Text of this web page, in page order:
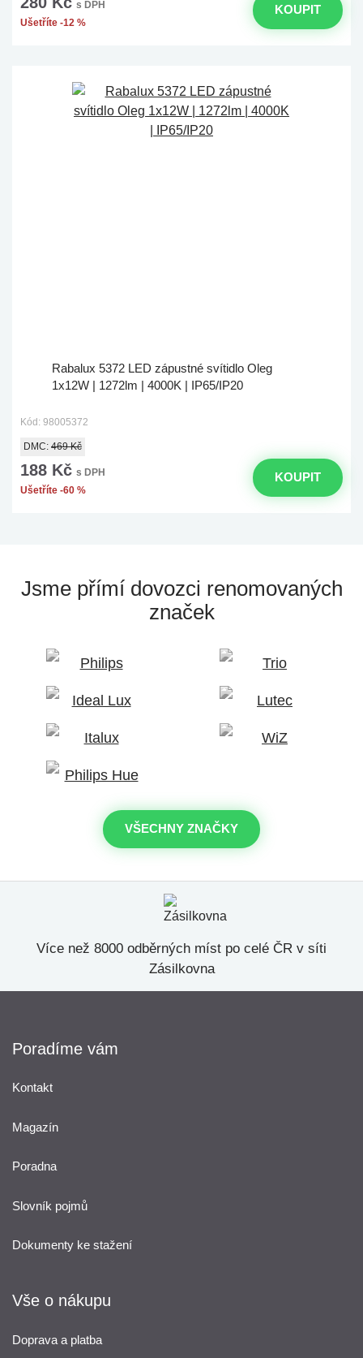
s DPH
Ušetříte -12 %
KOUPIT
Rabalux 5372 LED zápustné svítidlo Oleg
1x12W | 1272lm | 4000K | IP65/IP20
Kód: 98005372
DMC: 469 Kč
188 Kč s DPH
Ušetříte -60 %
KOUPIT
Jsme přímí dovozci renomovaných
značek
VŠECHNY ZNAČKY
Více než 8000 odběrných míst po celé ČR v síti
Zásilkovna
Poradíme vám
Kontakt
Magazín
Poradna
Slovník pojmů
Dokumenty ke stažení
Vše o nákupu
Doprava a platba